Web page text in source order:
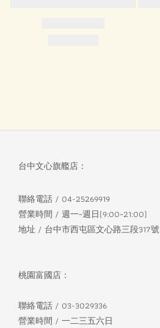
台中文心旗艦店：
聯絡電話 / 04-25269919
營業時間 / 週一~週日(9:00~21:00)
地址 / 台中市西屯區文心路三段317號
桃園富國店：
聯絡電話 / 03-3029336
營業時間 / 一二三五六日